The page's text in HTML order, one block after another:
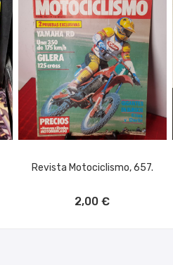
Revista Motociclismo, 657.
2,00 €